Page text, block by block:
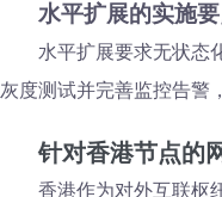
水平扩展的实施
水平扩展要求无状态
灰度测试并完善监控告警
针对香港节点的
香港作为对外互联枢